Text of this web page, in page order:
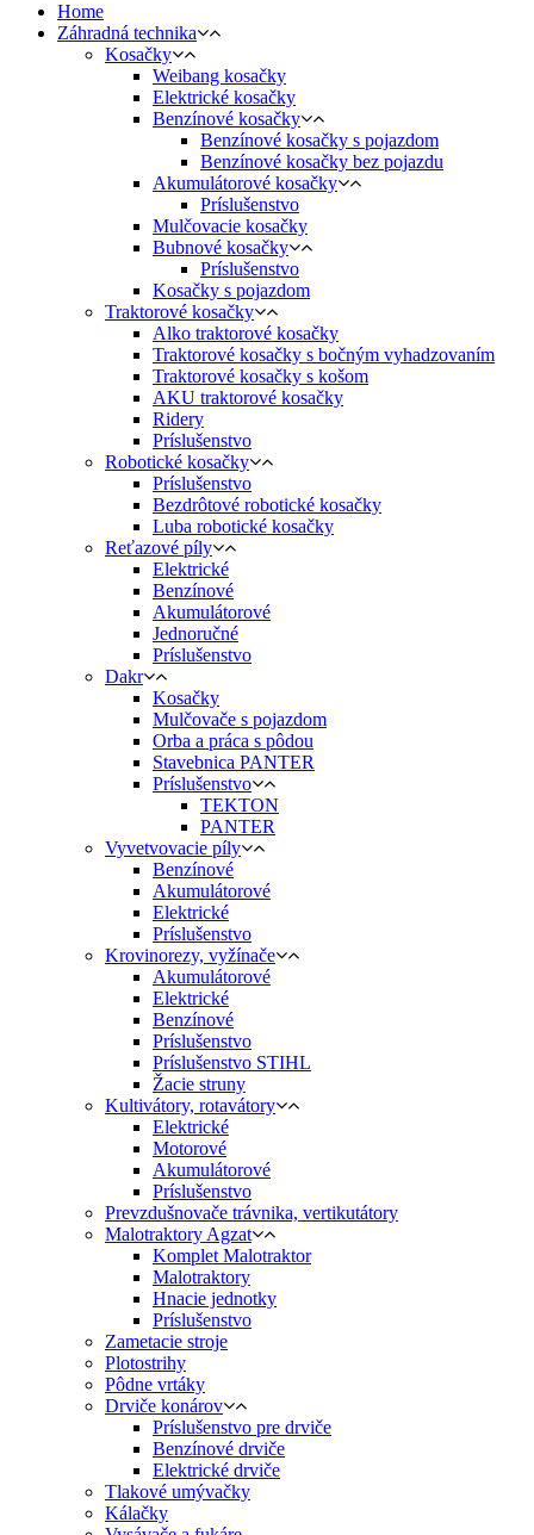
Home
Záhradná technika
Kosačky
Weibang kosačky
Elektrické kosačky
Benzínové kosačky
Benzínové kosačky s pojazdom
Benzínové kosačky bez pojazdu
Akumulátorové kosačky
Príslušenstvo
Mulčovacie kosačky
Bubnové kosačky
Príslušenstvo
Kosačky s pojazdom
Traktorové kosačky
Alko traktorové kosačky
Traktorové kosačky s bočným vyhadzovaním
Traktorové kosačky s košom
AKU traktorové kosačky
Ridery
Príslušenstvo
Robotické kosačky
Príslušenstvo
Bezdrôtové robotické kosačky
Luba robotické kosačky
Reťazové píly
Elektrické
Benzínové
Akumulátorové
Jednoručné
Príslušenstvo
Dakr
Kosačky
Mulčovače s pojazdom
Orba a práca s pôdou
Stavebnica PANTER
Príslušenstvo
TEKTON
PANTER
Vyvetvovacie píly
Benzínové
Akumulátorové
Elektrické
Príslušenstvo
Krovinorezy, vyžínače
Akumulátorové
Elektrické
Benzínové
Príslušenstvo
Príslušenstvo STIHL
Žacie struny
Kultivátory, rotavátory
Elektrické
Motorové
Akumulátorové
Príslušenstvo
Prevzdušnovače trávnika, vertikutátory
Malotraktory Agzat
Komplet Malotraktor
Malotraktory
Hnacie jednotky
Príslušenstvo
Zametacie stroje
Plotostrihy
Pôdne vrtáky
Drviče konárov
Príslušenstvo pre drviče
Benzínové drviče
Elektrické drviče
Tlakové umývačky
Kálačky